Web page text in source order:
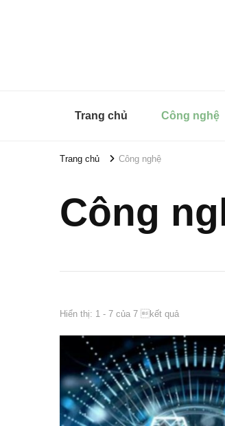
Trang chủ Công nghệ
Trang chủ Công nghệ
Công
Hiển thị: 1 - 7 của 7 kết quả